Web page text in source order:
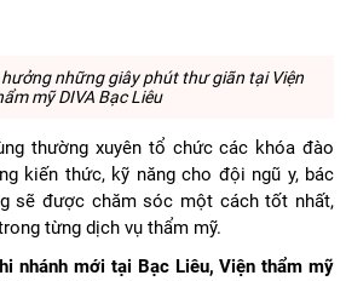
những giây phút thư giãn tại Viện
mỹ DIVA Bạc Liêu
thường xuyên tổ chức các khóa đào
kiến thức, kỹ năng cho đội ngũ y, bác
sẽ được chăm sóc một cách tốt nhất,
từng dịch vụ thẩm mỹ.
nhánh mới tại Bạc Liêu, Viện thẩm mỹ